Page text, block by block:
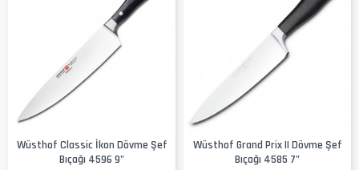
Wüsthof Classic İkon Dövme Şef
Bıçağı 4596 9"
Wüsthof Grand Prix II Dövme Şef
Bıçağı 4585 7"